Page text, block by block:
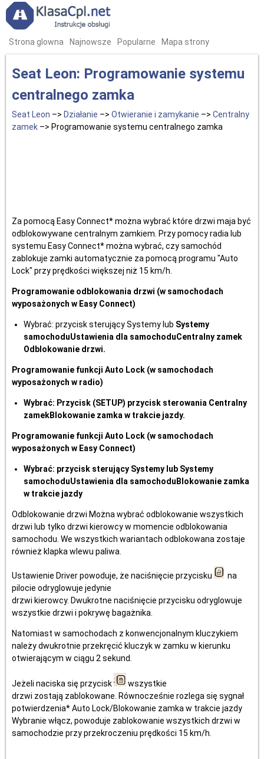
Strona glowna Najnowsze Popularne Mapa strony
Seat Leon: Programowanie systemu
centralnego zamka
Seat Leon –> Działanie –> Otwieranie i zamykanie –> Centralny
zamek –> Programowanie systemu centralnego zamka
Za pomocą Easy Connect* można wybrać które drzwi maja być
odblokowywane centralnym zamkiem. Przy pomocy radia lub
systemu Easy Connect* można wybrać, czy samochód
zablokuje zamki automatycznie za pomocą programu "Auto
Lock" przy prędkości większej niż 15 km/h.
Programowanie odblokowania drzwi (w samochodach
wyposażonych w Easy Connect)
Wybrać: przycisk sterujący Systemy lub Systemy
samochoduUstawienia dla samochoduCentralny zamek
Odblokowanie drzwi.
Programowanie funkcji Auto Lock (w samochodach
wyposażonych w radio)
Wybrać: Przycisk (SETUP) przycisk sterowania Centralny
zamekBlokowanie zamka w trakcie jazdy.
Programowanie funkcji Auto Lock (w samochodach
wyposażonych w Easy Connect)
Wybrać: przycisk sterujący Systemy lub Systemy
samochoduUstawienia dla samochoduBlokowanie zamka
w trakcie jazdy
Odblokowanie drzwi Można wybrać odblokowanie wszystkich
drzwi lub tylko drzwi kierowcy w momencie odblokowania
samochodu. We wszystkich wariantach odblokowana zostaje
również klapka wlewu paliwa.
Ustawienie Driver powoduje, że naciśnięcie przycisku
na
pilocie odryglowuje jedynie
drzwi kierowcy. Dwukrotne naciśnięcie przycisku odryglowuje
wszystkie drzwi i pokrywę bagażnika.
Natomiast w samochodach z konwencjonalnym kluczykiem
należy dwukrotnie przekręcić kluczyk w zamku w kierunku
otwierającym w ciągu 2 sekund.
Jeżeli naciska się przycisk
wszystkie
drzwi zostają zablokowane. Równocześnie rozlega się sygnał
potwierdzenia* Auto Lock/Blokowanie zamka w trakcie jazdy
Wybranie włącz, powoduje zablokowanie wszystkich drzwi w
samochodzie przy przekroczeniu prędkości 15 km/h.